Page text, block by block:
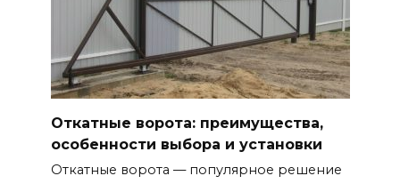
Откатные ворота: преимущества,
особенности выбора и установки
Откатные ворота — популярное решение